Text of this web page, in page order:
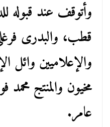
وأتوقف عند قبوله
قطب، والبدرى
والإعلاميين وائل
مخيون والمنتج
عامر.